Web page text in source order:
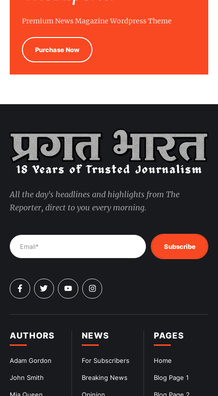
Premium News Magazine Wordpress Theme
Purchase Now
PAGES
Home
Blog Page 1
NEWS
For Subscribers
Breaking News
AUTHORS
Adam Gordon
John Smith
All the day's headlines and highlights from The
Reporter, direct to you every morning.
Subscribe